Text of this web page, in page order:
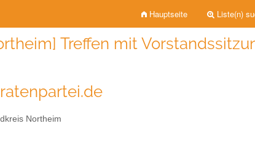
Hauptseite Liste(n)
Treffen mit
Northeim